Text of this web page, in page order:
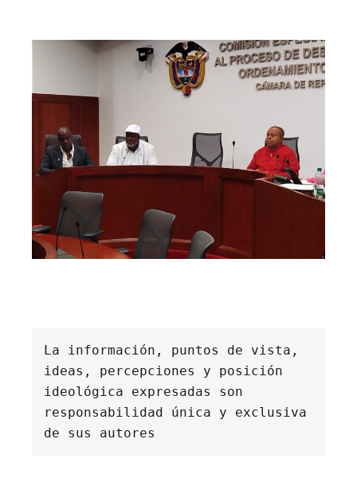
La información, puntos de vista,
ideas, percepciones y posición
ideológica expresadas son
responsabilidad única y exclusiva
de sus autores